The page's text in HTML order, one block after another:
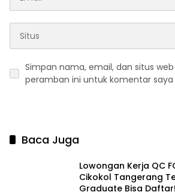
Simpan nama, email, dan situs
peramban ini untuk komentar saya
Baca Juga
Lowongan Kerja QC
Cikokol Tangerang
Graduate Bisa Daftar!